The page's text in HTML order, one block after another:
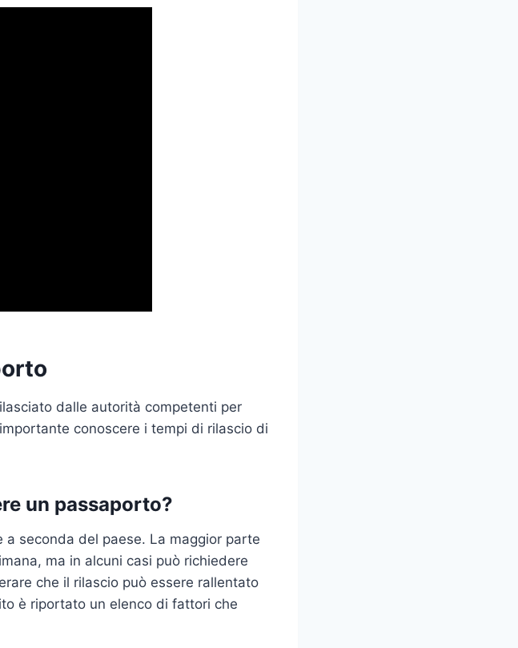
dalle autorità competenti per
conoscere i tempi di rilascio di
un passaporto?
seconda del paese. La maggior parte
ma in alcuni casi può richiedere
che il rilascio può essere rallentato
è riportato un elenco di fattori che